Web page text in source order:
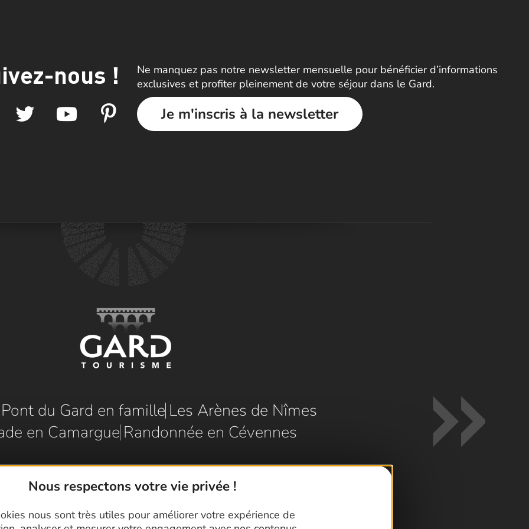
Nous respectons votre vie privée !
nous sont très utiles pour améliorer votre expérience de
nous !
Ne manquez pas notre newsletter mensuelle pour bénéficier d’informations
exclusives et profiter pleinement de votre séjour dans le Gard.
Je m'inscris à la newsletter
du Gard en famille Les Arènes de Nîmes
en Camargue Randonnée en Cévennes